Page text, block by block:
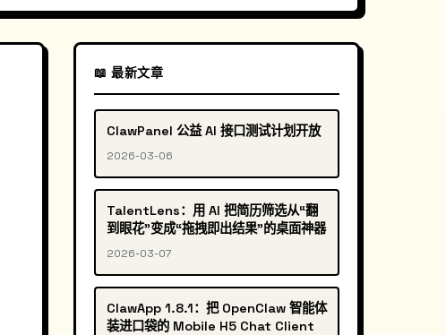
📖 最新文章
ClawPanel 公益 AI 接口测试计划开放
2026-03-06
TalentLens：用 AI 把简历筛选从“翻
到眼花”变成“拖拽即出结果”的桌面神器
2026-03-07
ClawApp 1.8.1：把 OpenClaw 智能体
装进口袋的 Mobile H5 Chat Client